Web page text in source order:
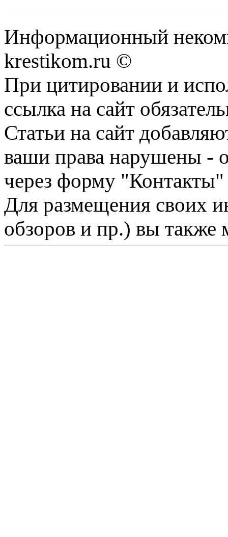
Информационный
krestikom.ru ©
При цитировании и
ссылка на сайт
Статьи на сайт
ваши права нарушены -
через форму "Контакты"
Для размещения своих
обзоров и пр.) вы также